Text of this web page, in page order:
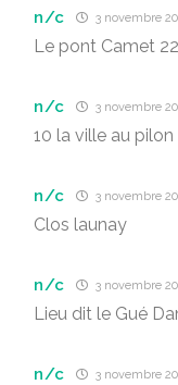
n/c 3 novembre
Le pont Camet
n/c 3 novembre
10 la ville au pilon
n/c 3 novembre
Clos launay
n/c 3 novembre
Lieu dit le Gué
n/c 3 novembre